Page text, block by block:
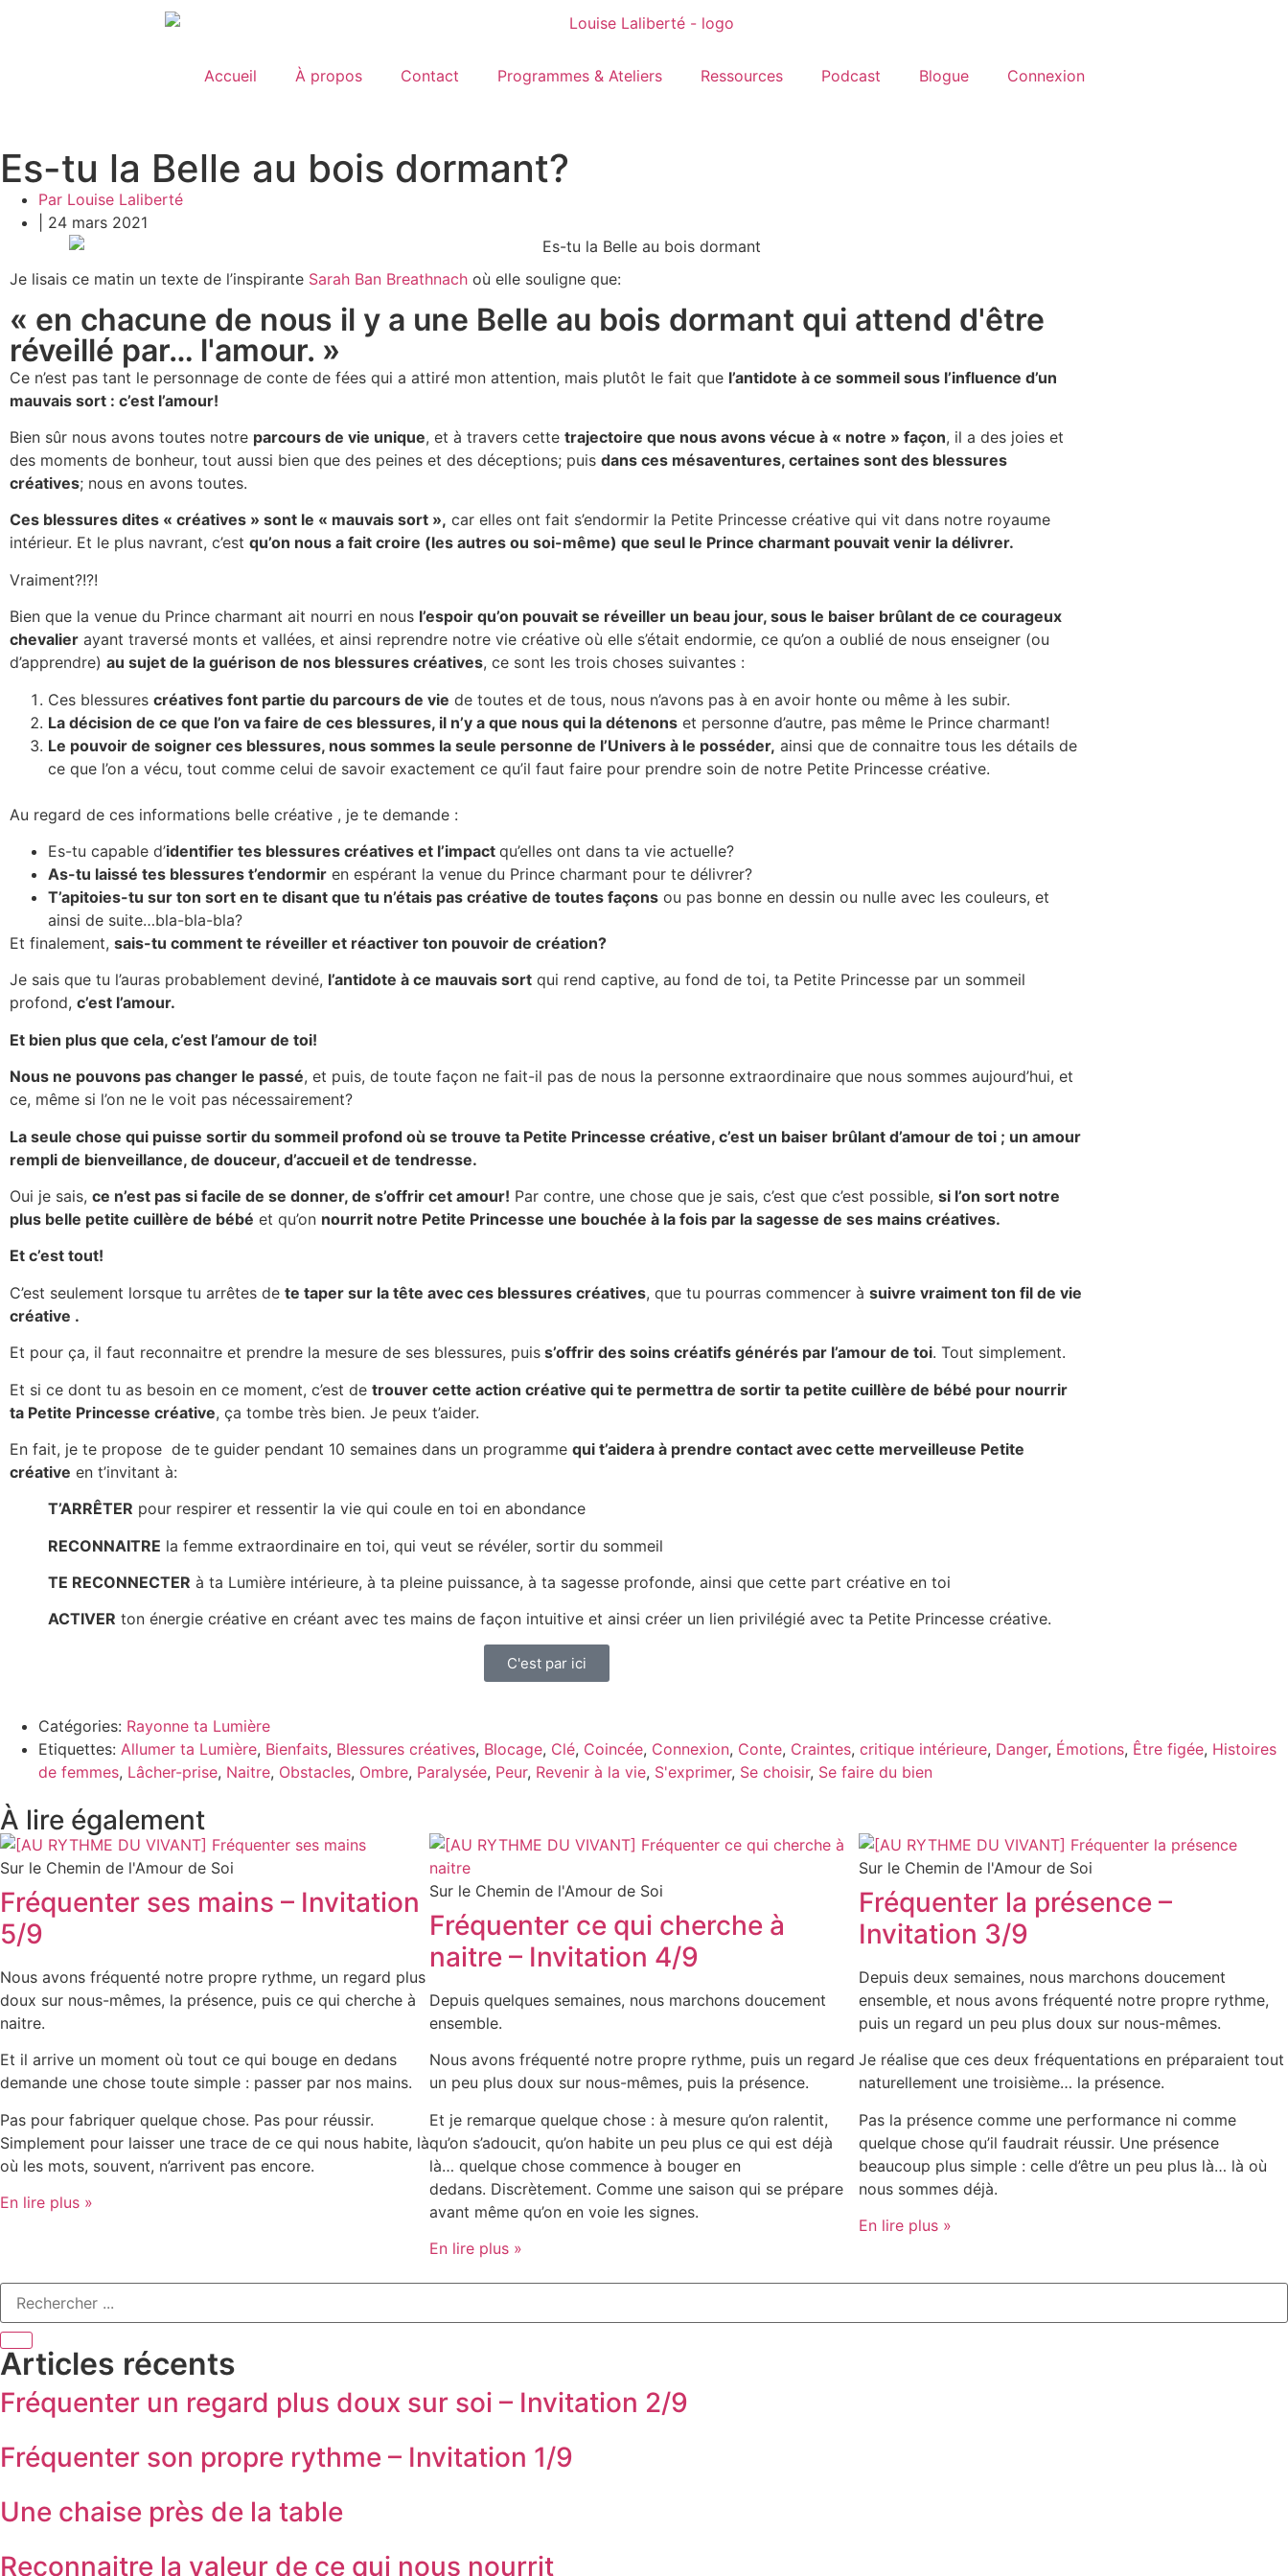
Accueil À propos Contact Programmes & Ateliers Ressources Podcast Blogue Connexion
Es-tu la Belle au bois dormant?
Par Louise Laliberté
24 mars 2021
Je lisais ce matin un texte de l’inspirante Sarah Ban Breathnach où elle souligne que:
« en chacune de nous il y a une Belle au bois dormant qui attend d'être
réveillé par… l'amour. »
Ce n’est pas tant le personnage de conte de fées qui a attiré mon attention, mais plutôt le fait que l’antidote à ce sommeil sous l’influence d’un
mauvais sort : c’est l’amour!
Bien sûr nous avons toutes notre parcours de vie unique, et à travers cette trajectoire que nous avons vécue à « notre » façon, il a des joies et
des moments de bonheur, tout aussi bien que des peines et des déceptions; puis dans ces mésaventures, certaines sont des blessures
créatives; nous en avons toutes.
Ces blessures dites « créatives » sont le « mauvais sort », car elles ont fait s’endormir la Petite Princesse créative qui vit dans notre royaume
intérieur. Et le plus navrant, c’est qu’on nous a fait croire (les autres ou soi-même) que seul le Prince charmant pouvait venir la délivrer.
Vraiment?!?!
Bien que la venue du Prince charmant ait nourri en nous l’espoir qu’on pouvait se réveiller un beau jour, sous le baiser brûlant de ce courageux
chevalier ayant traversé monts et vallées, et ainsi reprendre notre vie créative où elle s’était endormie, ce qu’on a oublié de nous enseigner (ou
d’apprendre) au sujet de la guérison de nos blessures créatives, ce sont les trois choses suivantes :
Ces blessures créatives font partie du parcours de vie de toutes et de tous, nous n’avons pas à en avoir honte ou même à les subir.
La décision de ce que l’on va faire de ces blessures, il n’y a que nous qui la détenons et personne d’autre, pas même le Prince charmant!
Le pouvoir de soigner ces blessures, nous sommes la seule personne de l’Univers à le posséder, ainsi que de connaitre tous les détails de
ce que l’on a vécu, tout comme celui de savoir exactement ce qu’il faut faire pour prendre soin de notre Petite Princesse créative.
Au regard de ces informations belle créative , je te demande :
Es-tu capable d’identifier tes blessures créatives et l’impact qu’elles ont dans ta vie actuelle?
As-tu laissé tes blessures t’endormir en espérant la venue du Prince charmant pour te délivrer?
T’apitoies-tu sur ton sort en te disant que tu n’étais pas créative de toutes façons ou pas bonne en dessin ou nulle avec les couleurs, et
ainsi de suite…bla-bla-bla?
Et finalement, sais-tu comment te réveiller et réactiver ton pouvoir de création?
Je sais que tu l’auras probablement deviné, l’antidote à ce mauvais sort qui rend captive, au fond de toi, ta Petite Princesse par un sommeil
profond, c’est l’amour.
Et bien plus que cela, c’est l’amour de toi!
Nous ne pouvons pas changer le passé, et puis, de toute façon ne fait-il pas de nous la personne extraordinaire que nous sommes aujourd’hui, et
ce, même si l’on ne le voit pas nécessairement?
La seule chose qui puisse sortir du sommeil profond où se trouve ta Petite Princesse créative, c’est un baiser brûlant d’amour de toi ; un amour
rempli de bienveillance, de douceur, d’accueil et de tendresse.
Oui je sais, ce n’est pas si facile de se donner, de s’offrir cet amour! Par contre, une chose que je sais, c’est que c’est possible, si l’on sort notre
plus belle petite cuillère de bébé et qu’on nourrit notre Petite Princesse une bouchée à la fois par la sagesse de ses mains créatives.
Et c’est tout!
C’est seulement lorsque tu arrêtes de te taper sur la tête avec ces blessures créatives, que tu pourras commencer à suivre vraiment ton fil de vie
créative .
Et pour ça, il faut reconnaitre et prendre la mesure de ses blessures, puis s’offrir des soins créatifs générés par l’amour de toi. Tout simplement.
Et si ce dont tu as besoin en ce moment, c’est de trouver cette action créative qui te permettra de sortir ta petite cuillère de bébé pour nourrir
ta Petite Princesse créative, ça tombe très bien. Je peux t’aider.
En fait, je te propose de te guider pendant 10 semaines dans un programme qui t’aidera à prendre contact avec cette merveilleuse Petite
créative en t’invitant à:
T’ARRÊTER pour respirer et ressentir la vie qui coule en toi en abondance
RECONNAITRE la femme extraordinaire en toi, qui veut se révéler, sortir du sommeil
TE RECONNECTER à ta Lumière intérieure, à ta pleine puissance, à ta sagesse profonde, ainsi que cette part créative en toi
ACTIVER ton énergie créative en créant avec tes mains de façon intuitive et ainsi créer un lien privilégié avec ta Petite Princesse créative.
C'est par ici
Catégories: Rayonne ta Lumière
Etiquettes: Allumer ta Lumière, Bienfaits, Blessures créatives, Blocage, Clé, Coincée, Connexion, Conte, Craintes, critique intérieure, Danger, Émotions, Être figée, Histoires
de femmes, Lâcher-prise, Naitre, Obstacles, Ombre, Paralysée, Peur, Revenir à la vie, S'exprimer, Se choisir, Se faire du bien
À lire également
Sur le Chemin de l'Amour de Soi
Fréquenter ses mains – Invitation
5/9
Nous avons fréquenté notre propre rythme, un regard plus
doux sur nous-mêmes, la présence, puis ce qui cherche à
naitre.
Et il arrive un moment où tout ce qui bouge en dedans
demande une chose toute simple : passer par nos mains.
Pas pour fabriquer quelque chose. Pas pour réussir.
Simplement pour laisser une trace de ce qui nous habite, là
où les mots, souvent, n’arrivent pas encore.
En lire plus »
Sur le Chemin de l'Amour de Soi
Fréquenter ce qui cherche à
naitre – Invitation 4/9
Depuis quelques semaines, nous marchons doucement
ensemble.
Nous avons fréquenté notre propre rythme, puis un regard
un peu plus doux sur nous-mêmes, puis la présence.
Et je remarque quelque chose : à mesure qu’on ralentit,
qu’on s’adoucit, qu’on habite un peu plus ce qui est déjà
là… quelque chose commence à bouger en
dedans. Discrètement. Comme une saison qui se prépare
avant même qu’on en voie les signes.
En lire plus »
Sur le Chemin de l'Amour de Soi
Fréquenter la présence –
Invitation 3/9
Depuis deux semaines, nous marchons doucement
ensemble, et nous avons fréquenté notre propre rythme,
puis un regard un peu plus doux sur nous-mêmes.
Je réalise que ces deux fréquentations en préparaient tout
naturellement une troisième… la présence.
Pas la présence comme une performance ni comme
quelque chose qu’il faudrait réussir. Une présence
beaucoup plus simple : celle d’être un peu plus là… là où
nous sommes déjà.
En lire plus »
Articles récents
Fréquenter un regard plus doux sur soi – Invitation 2/9
Fréquenter son propre rythme – Invitation 1/9
Une chaise près de la table
Reconnaitre la valeur de ce qui nous nourrit